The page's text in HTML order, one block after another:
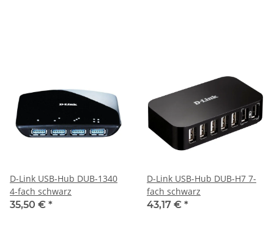
D-Link USB-Hub DUB-1340
4-fach schwarz
35,50 € *
D-Link USB-Hub DUB-H7 7-
fach schwarz
43,17 € *